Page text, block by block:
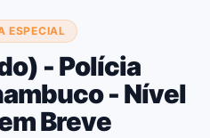
ESPECIAL
- Polícia
- Nível
Breve